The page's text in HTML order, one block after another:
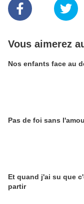
Vous aimerez
Nos enfants face au
Pas de foi sans
Et quand j'ai su que
partir